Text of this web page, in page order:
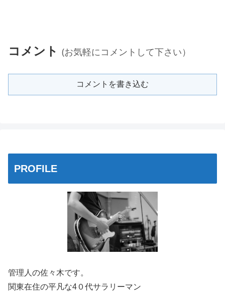
コメント (お気軽にコメントして下さい）
コメントを書き込む
PROFILE
管理人の佐々木です。
関東在住の平凡な4０代サラリーマン